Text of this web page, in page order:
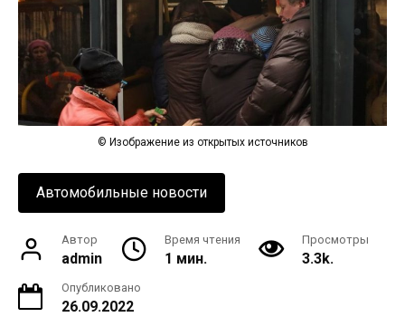
© Изображение из открытых источников
Автомобильные новости
Автор
admin
Время чтения
1 мин.
Просмотры
3.3k.
Опубликовано
26.09.2022